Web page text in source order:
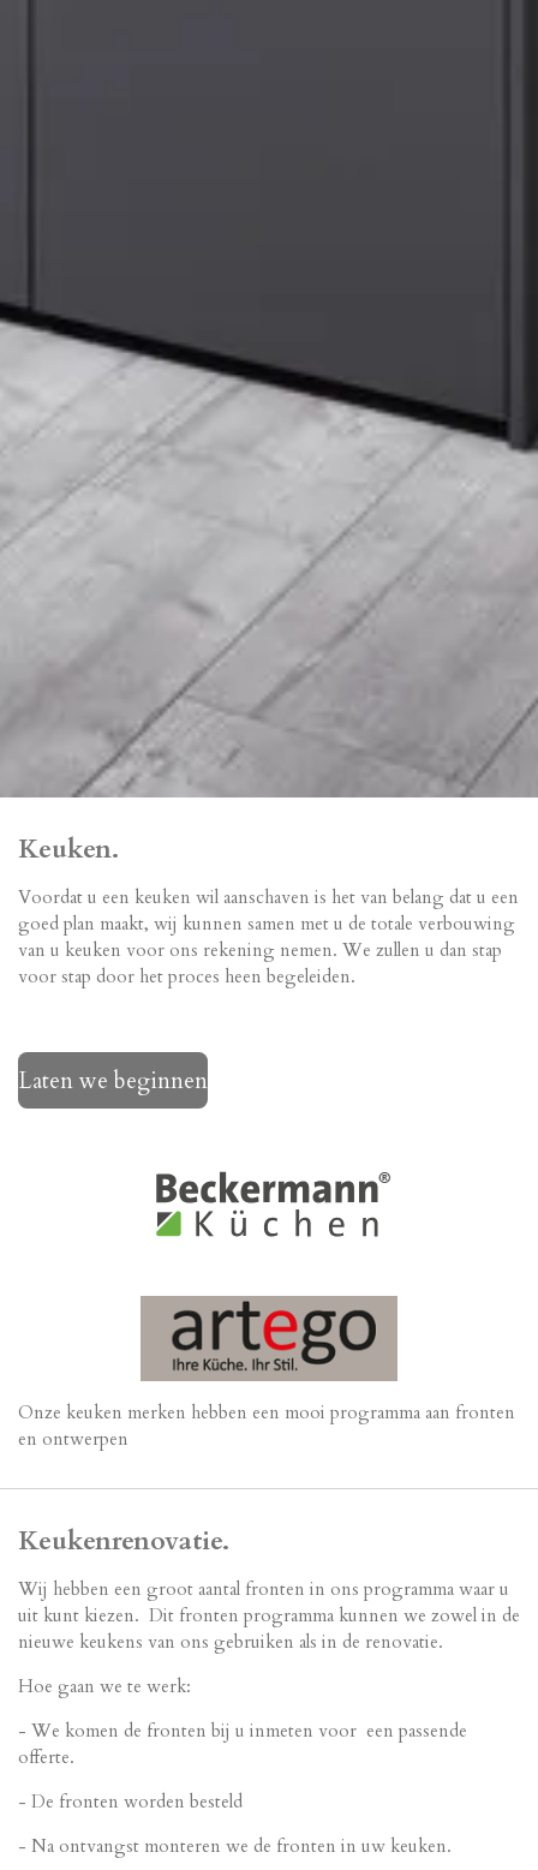
Keuken.
Voordat u een keuken wil aanschaven is het van belang dat u een
goed plan maakt, wij kunnen samen met u de totale verbouwing
van u keuken voor ons rekening nemen. We zullen u dan stap
voor stap door het proces heen begeleiden.
Laten we beginnen
Onze keuken merken hebben een mooi programma aan fronten
en ontwerpen
Keukenrenovatie.
Wij hebben een groot aantal fronten in ons programma waar u
uit kunt kiezen. Dit fronten programma kunnen we zowel in de
nieuwe keukens van ons gebruiken als in de renovatie.
Hoe gaan we te werk:
- We komen de fronten bij u inmeten voor een passende
offerte.
- De fronten worden besteld
- Na ontvangst monteren we de fronten in uw keuken.